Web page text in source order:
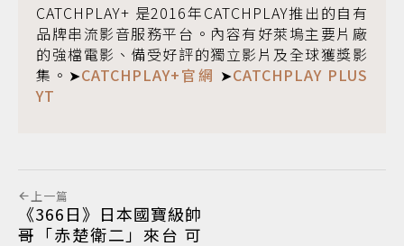
CATCHPLAY+ 是2016年CATCHPLAY推出的自有
品牌串流影音服務平台。內容有好萊塢主要片廠
的強檔電影、備受好評的獨立影片及全球獲獎影
集。➤CATCHPLAY+官網 ➤CATCHPLAY PLUS
YT
上一篇
《366日》日本國寶級帥
哥「赤楚衛二」來台 可